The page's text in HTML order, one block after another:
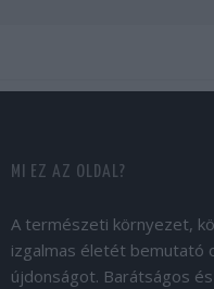
MI EZ AZ OLDAL?
A természeti környezet,
izgalmas életét bemutató
újdonságot. Barátságos